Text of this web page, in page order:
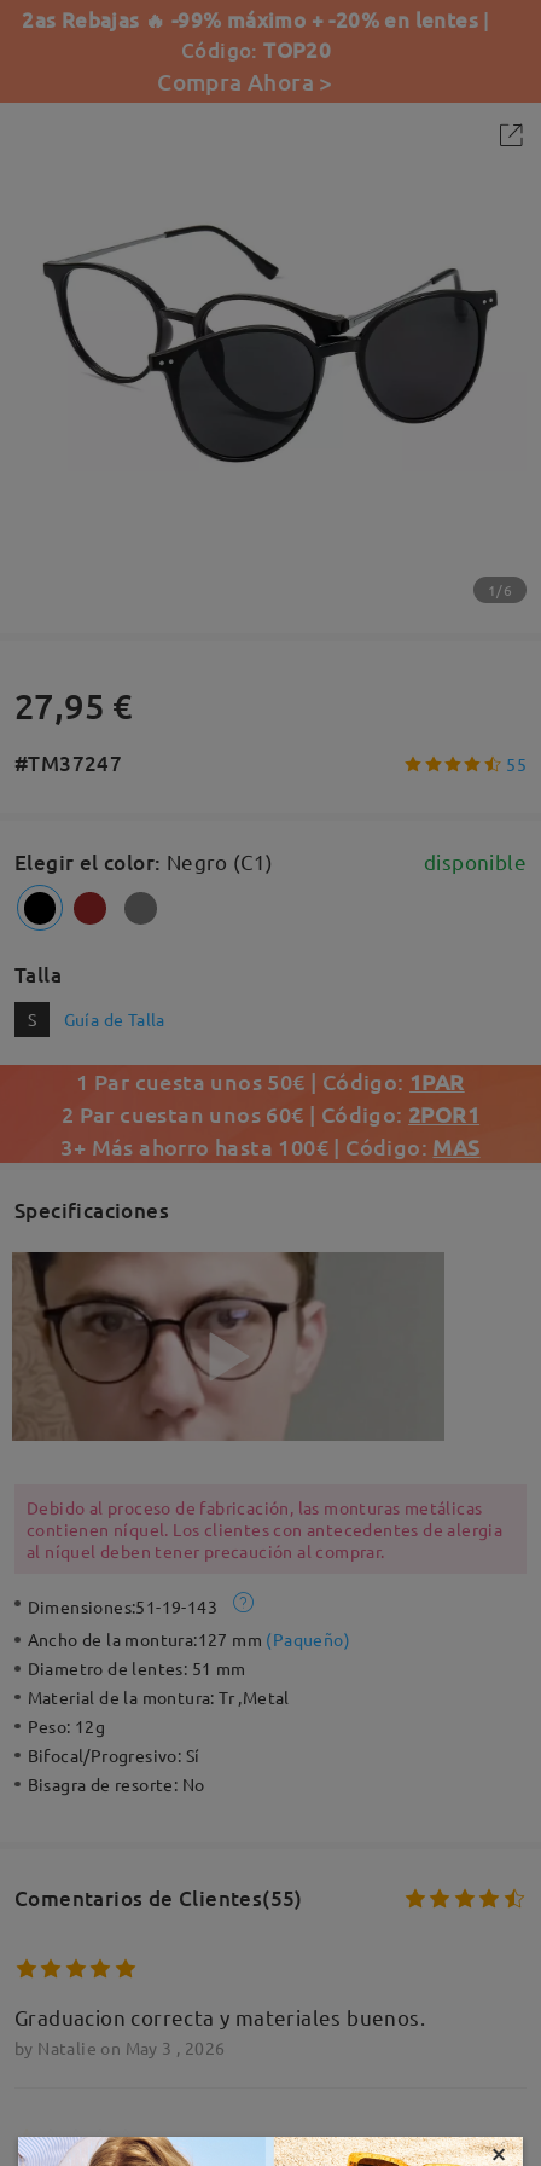
2as Rebajas 🔥 -99% máximo + -20% en lentes |
Código:TOP20
Compra Ahora >
1/6
27,95 €
#TM37247 55
Elegir el color: Negro (C1) disponible
Talla
S Guía de Talla
1 Par cuesta unos 50€ | Código: 1PAR
2 Par cuestan unos 60€ | Código: 2POR1
3+ Más ahorro hasta 100€ | Código: MAS
Specificaciones
Debido al proceso de fabricación, las monturas metálicas
contienen níquel. Los clientes con antecedentes de alergia
al níquel deben tener precaución al comprar.
Dimensiones:51-19-143
Ancho de la montura:127 mm (Paqueño)
Diametro de lentes: 51 mm
Material de la montura:Tr ,Metal
Peso: 12g
Bifocal/Progresivo: Sí
Bisagra de resorte: No
Comentarios de Clientes(55)
Graduacion correcta y materiales buenos.
by Natalie on May 3 , 2026
×